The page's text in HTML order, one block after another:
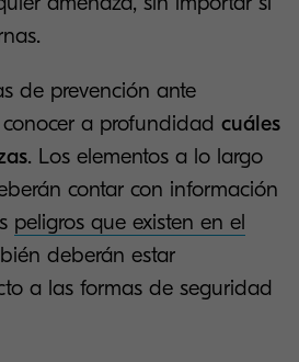
de prevención ante
a profundidad cuáles
. Los elementos a lo largo
contar con información
peligros que existen en el
deberán estar
a las formas de seguridad